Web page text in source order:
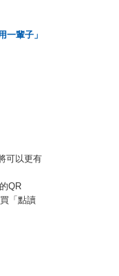
一輩子」
可以更有
QR
「點讀